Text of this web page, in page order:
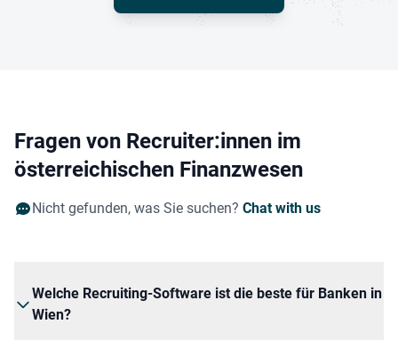
Fragen von Recruiter:innen im
österreichischen Finanzwesen
Nicht gefunden, was Sie suchen? Chat with us
Welche Recruiting-Software ist die beste für Banken in
Wien?